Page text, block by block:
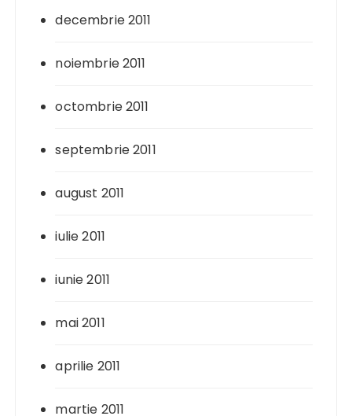
decembrie 2011
noiembrie 2011
octombrie 2011
septembrie 2011
august 2011
iulie 2011
iunie 2011
mai 2011
aprilie 2011
martie 2011